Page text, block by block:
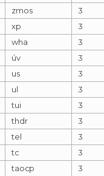
zmos
3
xp
3
wha
3
úv
3
us
3
ul
3
tui
3
thdr
3
tel
3
tc
3
taocp
3